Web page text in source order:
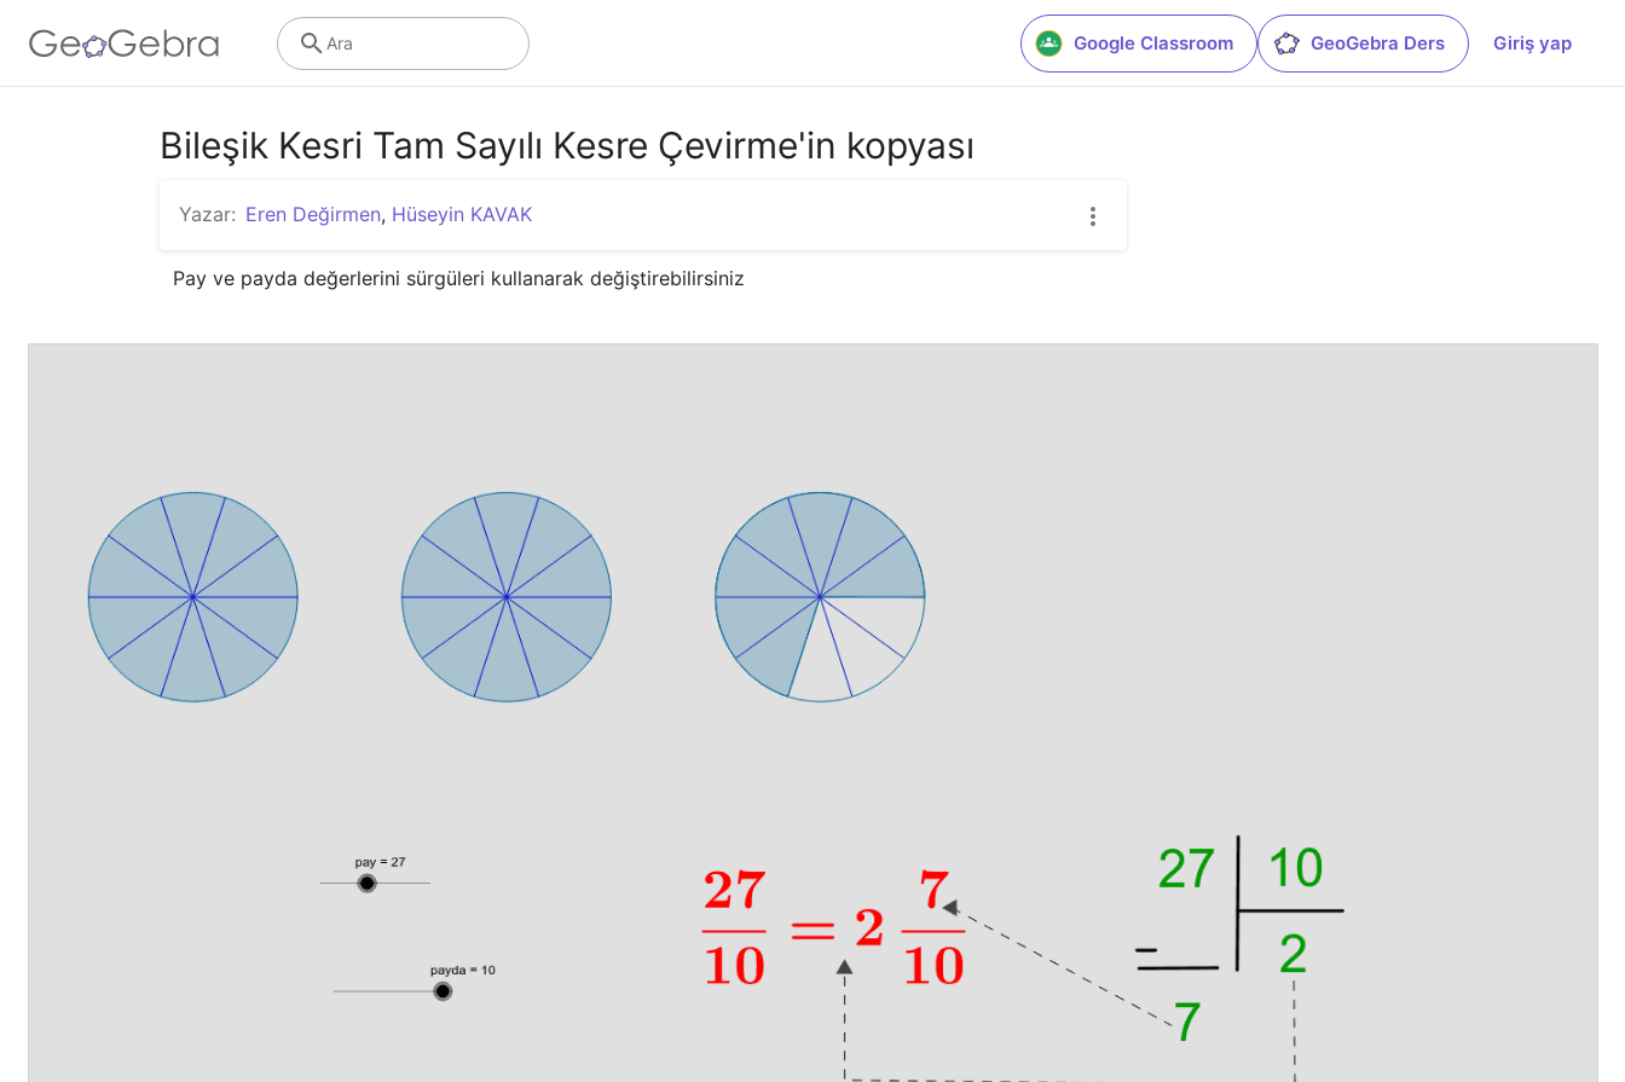
Google Classroom GeoGebra Ders Giriş yap
Ara
Bileşik Kesri Tam Sayılı Kesre Çevirme'in kopyası
Yazar: Eren Değirmen, Hüseyin KAVAK
Pay ve payda değerlerini sürgüleri kullanarak değiştirebilirsiniz